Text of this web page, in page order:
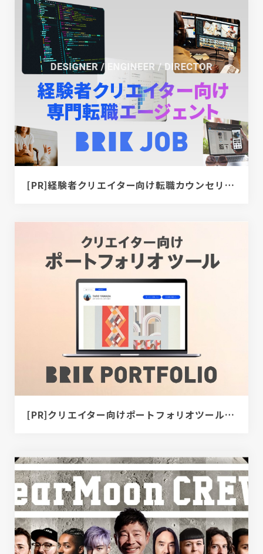
[PR]経験者クリエイター向け転職カウンセリング｜デザイナー / ディレクター / エンジニア
[PR]クリエイター向けポートフォリオツール｜BRIK PORTFOLIO